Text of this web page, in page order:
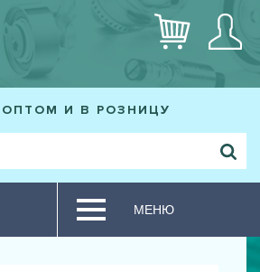
И В РОЗНИЦУ
МЕНЮ